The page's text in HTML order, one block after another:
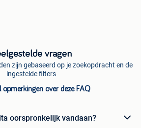
vragen
zijn gebaseerd op je zoekopdracht en de
ingestelde filters
opmerkingen over deze FAQ
oorspronkelijk vandaan?